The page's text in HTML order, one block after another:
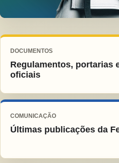
DOCUMENTOS
Regulamentos, portarias
oficiais
COMUNICAÇÃO
Últimas publicações da